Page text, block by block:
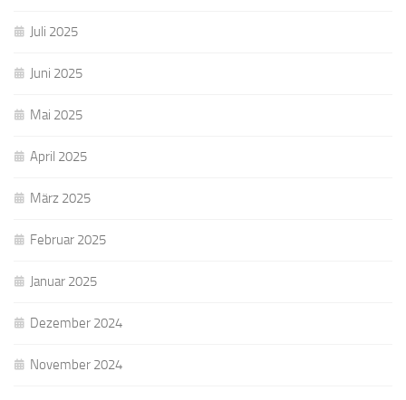
Juli 2025
Juni 2025
Mai 2025
April 2025
März 2025
Februar 2025
Januar 2025
Dezember 2024
November 2024